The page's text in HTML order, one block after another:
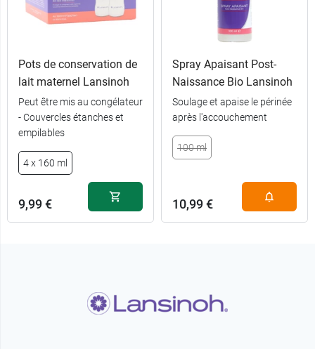
Pots de conservation de
lait maternel Lansinoh
Peut être mis au congélateur
- Couvercles étanches et
empilables
4 x 160 ml
9,99 €
Spray Apaisant Post-
Naissance Bio Lansinoh
Soulage et apaise le périnée
après l'accouchement
100 ml
10,99 €